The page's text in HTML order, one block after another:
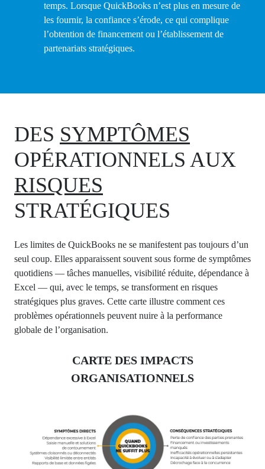
temps. Lorsque QuickBooks n’est plus en mesure de
les fournir, la confiance s’érode, ce qui complique
l’obtention de financement ou l’établissement de
partenariats stratégiques.
DES SYMPTÔMES
OPÉRATIONNELS AUX
RISQUES
STRATÉGIQUES
Les limites de QuickBooks ne se manifestent pas toujours d’un
seul coup. Elles apparaissent souvent sous forme de symptômes
quotidiens — tâches manuelles, visibilité réduite, dépendance à
Excel — qui, avec le temps, se transforment en risques
stratégiques plus graves. Cette carte illustre comment ces
problèmes opérationnels peuvent nuire à la performance
globale de l’organisation.
CARTE DES IMPACTS
ORGANISATIONNELS